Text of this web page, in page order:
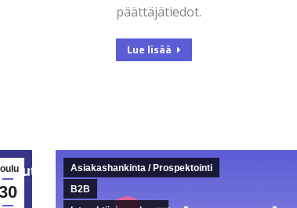
päättäjätiedot.
Lue lisää
Asiakashankinta / Prospektointi
B2B